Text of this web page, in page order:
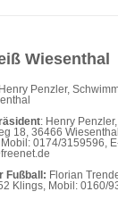
Wiesenthal
Penzler,
: Henry Penzler,
18, 36466
0174/3159596,
Fußball: Florian
Klings, Mobil: 0160/